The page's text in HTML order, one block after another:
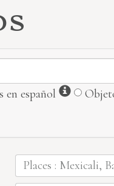
en español
Places : Mexicali,